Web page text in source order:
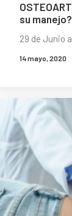
su manejo?
29 de Junio
14 mayo, 2020